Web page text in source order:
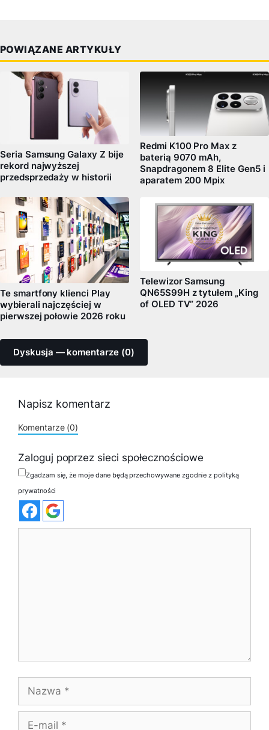
POWIĄZANE ARTYKUŁY
Seria Samsung Galaxy Z bije
rekord najwyższej
przedsprzedaży w historii
Redmi K100 Pro Max z
baterią 9070 mAh,
Snapdragonem 8 Elite Gen5 i
aparatem 200 Mpix
Te smartfony klienci Play
wybierali najczęściej w
pierwszej połowie 2026 roku
Telewizor Samsung
QN65S99H z tytułem „King
of OLED TV” 2026
Dyskusja — komentarze (0)
Napisz komentarz
Komentarze (0)
Zaloguj poprzez sieci społecznościowe
Zgadzam się, że moje dane będą przechowywane zgodnie z polityką
prywatności